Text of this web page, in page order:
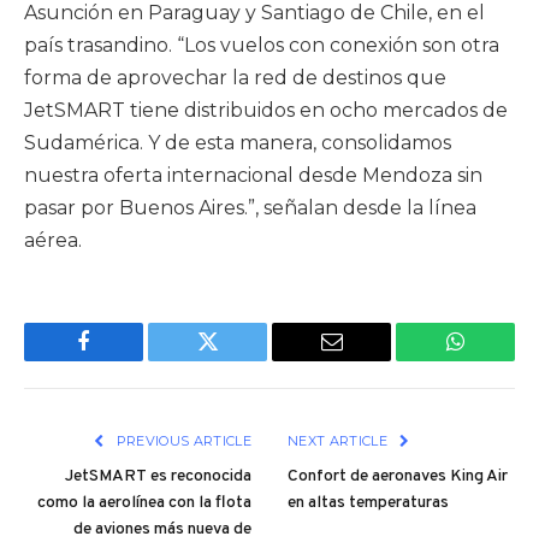
Asunción en Paraguay y Santiago de Chile, en el
país trasandino. “Los vuelos con conexión son otra
forma de aprovechar la red de destinos que
JetSMART tiene distribuidos en ocho mercados de
Sudamérica. Y de esta manera, consolidamos
nuestra oferta internacional desde Mendoza sin
pasar por Buenos Aires.”, señalan desde la línea
aérea.
Facebook Twitter Email
PREVIOUS ARTICLE
JetSMART es reconocida
como la aerolínea con la flota
de aviones más nueva de
NEXT ARTICLE
Confort de aeronaves King Air
en altas temperaturas